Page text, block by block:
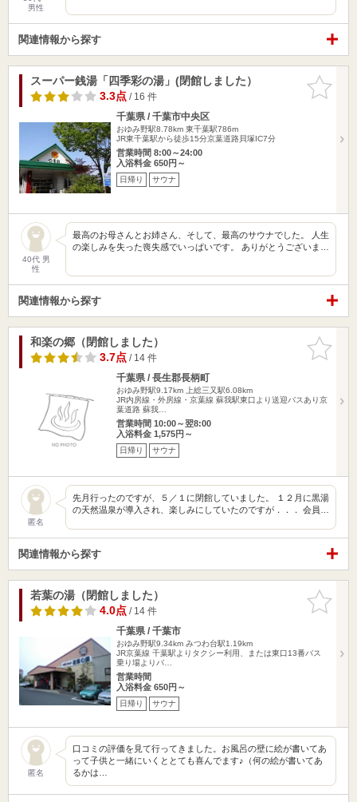
男性
関連情報から探す
お気に入
りに追加
スーパー銭湯「四季彩の湯」(閉館しました）
3.3点/ 16 件
千葉県 / 千葉市中央区
おゆみ野駅8.78km 東千葉駅786m
JR東千葉駅から徒歩15分京葉道路貝塚IC7分
営業時間 8:00～24:00
入浴料金 650円～
日帰り サウナ
40代 男
性
最高のお母さんとお姉さん、そして、最高のサウナでした。 人生
の楽しみを失った喪失感でいっぱいです。 ありがとうございま…
関連情報から探す
お気に入
りに追加
和楽の郷（閉館しました）
3.7点/ 14 件
千葉県 / 長生郡長柄町
おゆみ野駅9.17km
上総三又駅6.08km
JR内房線・外房線・京葉線 蘇我駅東口より送迎バスあり京
葉道路 蘇我…
営業時間 10:00～翌8:00
入浴料金 1,575円～
日帰り サウナ
匿名
先月行ったのですが、５／１に閉館していました。 １２月に黒湯
の天然温泉が導入され、楽しみにしていたのですが．．． 会員…
関連情報から探す
お気に入
りに追加
若葉の湯（閉館しました）
4.0点/ 14 件
千葉県 / 千葉市
おゆみ野駅9.34km みつわ台駅1.19km
JR京葉線 千葉駅よりタクシー利用、または東口13番バス
乗り場よりバ…
営業時間
入浴料金 650円～
日帰り サウナ
匿名
口コミの評価を見て行ってきました。お風呂の壁に絵が書いてあ
って子供と一緒にいくととても喜んでます♪（何の絵が書いてあ
るかは…